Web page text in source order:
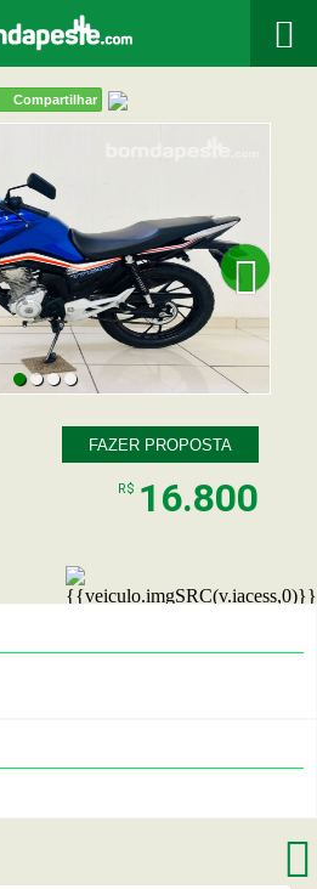

Compartilhar

FAZER PROPOSTA
R$ 16.800
